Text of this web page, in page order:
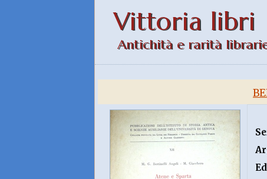
Vittoria libri
Antichità e rarità